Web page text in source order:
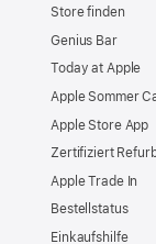
Store finden
Genius Bar
Today at Apple
Apple Sommer
Apple Store App
Zertifiziert
Apple Trade In
Bestellstatus
Einkaufshilfe